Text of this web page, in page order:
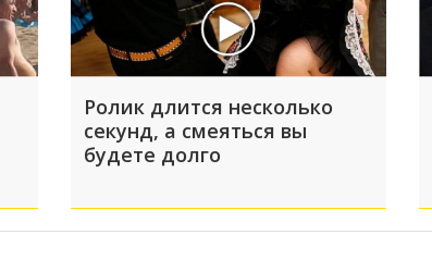
Ролик длится несколько
секунд, а смеяться вы
будете долго